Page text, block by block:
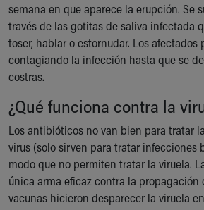
semana en que aparece la erupción. Se
través de las gotitas de saliva infectada
toser, hablar o estornudar. Los afectados
contagiando la infección hasta que se
costras.
¿Qué funciona contra la
Los antibióticos no van bien para tratar
virus (solo sirven para tratar infecciones
modo que no permiten tratar la viruela.
única arma eficaz contra la propagación
vacunas hicieron desparecer la viruela